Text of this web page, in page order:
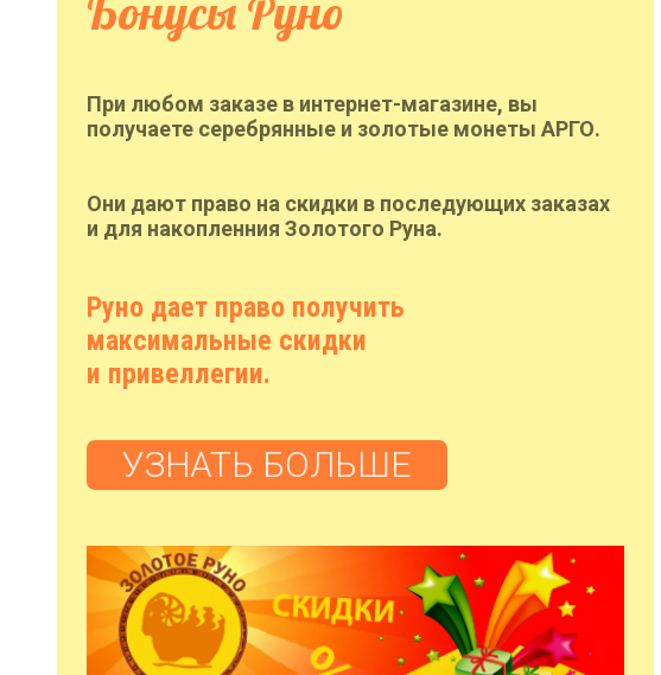
Бонусы Руно
При любом заказе в интернет-магазине, вы
получаете серебрянные и золотые монеты АРГО.
Они дают право на скидки в последующих заказах
и для накопленния Золотого Руна.
Руно дает право получить
максимальные скидки
и привеллегии.
УЗНАТЬ БОЛЬШЕ